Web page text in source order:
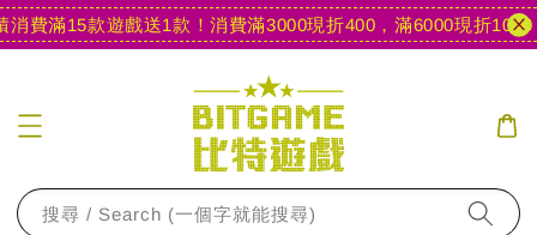
費滿15款遊戲送1款！ 消費滿3000現折400，滿6000現折1000
搜尋 / Search (一個字就能搜尋)